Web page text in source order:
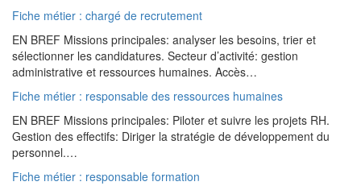
Fiche métier : chargé de recrutement
EN BREF Missions principales: analyser les besoins, trier et
sélectionner les candidatures. Secteur d’activité: gestion
administrative et ressources humaines. Accès…
Fiche métier : responsable des ressources humaines
EN BREF Missions principales: Piloter et suivre les projets RH.
Gestion des effectifs: Diriger la stratégie de développement du
personnel.…
Fiche métier : responsable formation